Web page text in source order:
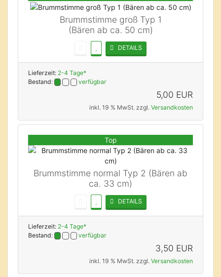
Brummstimme groß Typ 1
(Bären ab ca. 50 cm)
DETAILS
Lieferzeit: 2-4 Tage*
Bestand:
verfügbar
5,00 EUR
inkl. 19 % MwSt. zzgl. Versandkosten
Top
Brummstimme normal Typ 2 (Bären ab
ca. 33 cm)
DETAILS
Lieferzeit: 2-4 Tage*
Bestand:
verfügbar
3,50 EUR
inkl. 19 % MwSt. zzgl. Versandkosten